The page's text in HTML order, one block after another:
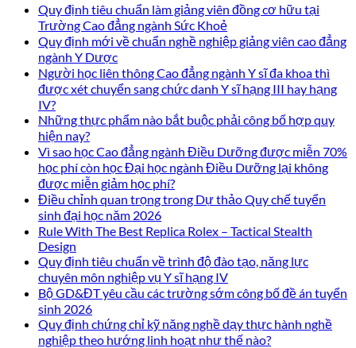
Quy định tiêu chuẩn làm giảng viên đồng cơ hữu tại
Trường Cao đẳng ngành Sức Khoẻ
Quy định mới về chuẩn nghề nghiệp giảng viên cao đẳng
ngành Y Dược
Người học liên thông Cao đẳng ngành Y sĩ đa khoa thì
được xét chuyển sang chức danh Y sĩ hạng III hay hạng
IV?
Những thực phẩm nào bắt buộc phải công bố hợp quy
hiện nay?
Vì sao học Cao đẳng ngành Điều Dưỡng được miễn 70%
học phí còn học Đại học ngành Điều Dưỡng lại không
được miễn giảm học phí?
Điều chỉnh quan trọng trong Dự thảo Quy chế tuyển
sinh đại học năm 2026
Rule With The Best Replica Rolex – Tactical Stealth
Design
Quy định tiêu chuẩn về trình độ đào tạo, năng lực
chuyên môn nghiệp vụ Y sĩ hạng IV
Bộ GD&ĐT yêu cầu các trường sớm công bố đề án tuyển
sinh 2026
Quy định chứng chỉ kỹ năng nghề dạy thực hành nghề
nghiệp theo hướng linh hoạt như thế nào?